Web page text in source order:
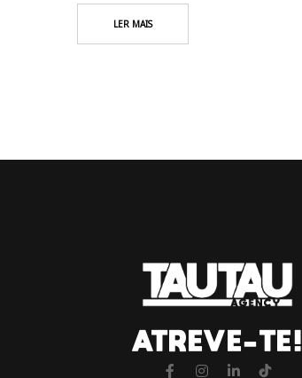
LER MAIS
ATREVE-TE!